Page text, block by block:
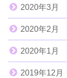
2020年3月
2020年2月
2020年1月
2019年12月